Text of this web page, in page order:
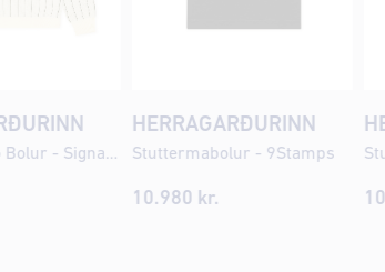
Síðerma Polo Bolur - Signature Knit Pinstriped
HERRAGARÐURINN
Stuttermabolur - 9Stamps
10.980 kr.